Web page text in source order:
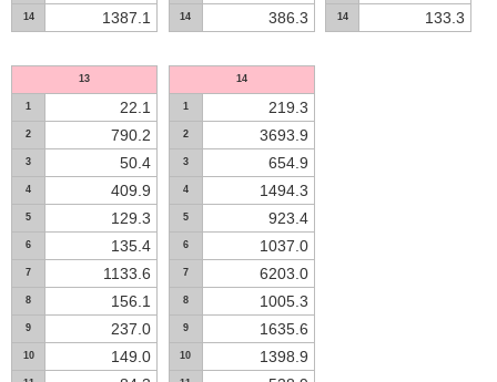
14 1387.1 14 386.3 14 133.3
13
1 22.1
2 790.2
3 50.4
4 409.9
5 129.3
6 135.4
7 1133.6
8 156.1
9 237.0
10 149.0
14
1 219.3
2 3693.9
3 654.9
4 1494.3
5 923.4
6 1037.0
7 6203.0
8 1005.3
9 1635.6
10 1398.9